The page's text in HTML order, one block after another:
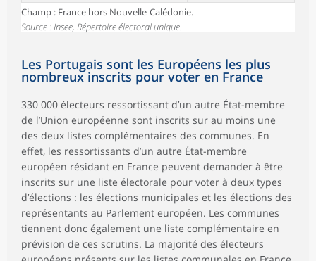
Champ : France hors Nouvelle-Calédonie.
Source : Insee, Répertoire électoral unique.
Les Portugais sont les Européens les plus
nombreux inscrits pour voter en France
330 000 électeurs ressortissant d’un autre État-membre
de l’Union européenne sont inscrits sur au moins une
des deux listes complémentaires des communes. En
effet, les ressortissants d’un autre État-membre
européen résidant en France peuvent demander à être
inscrits sur une liste électorale pour voter à deux types
d’élections : les élections municipales et les élections des
représentants au Parlement européen. Les communes
tiennent donc également une liste complémentaire en
prévision de ces scrutins. La majorité des électeurs